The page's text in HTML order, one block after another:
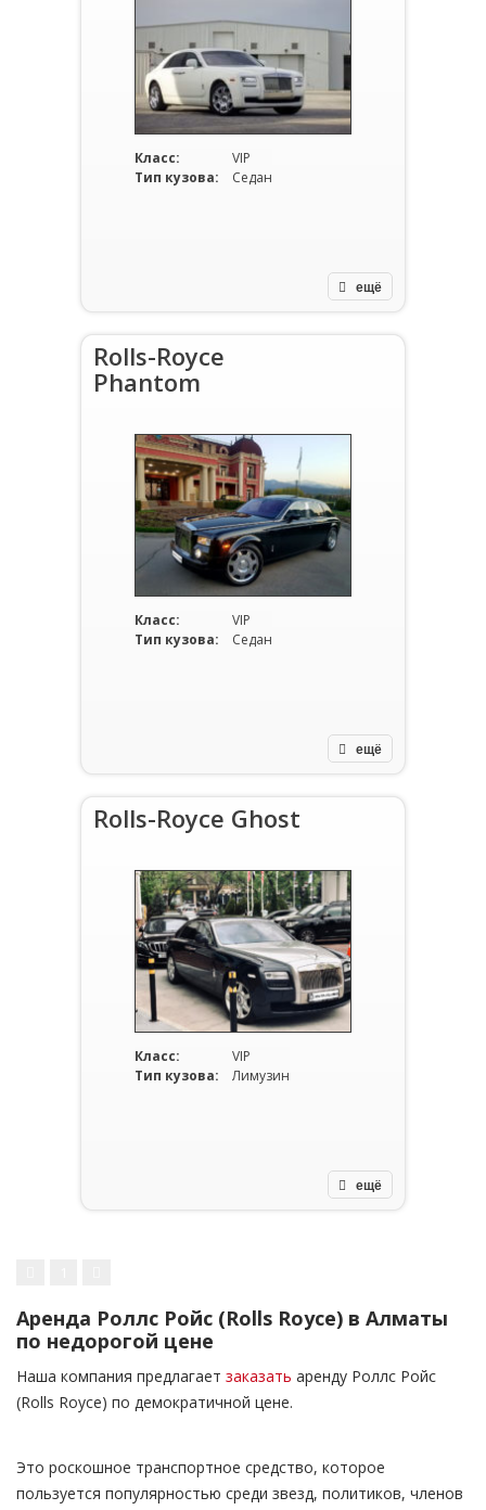
Класс:
VIP
Тип кузова:
Седан
ещё
Rolls-Royce
Phantom
Класс:
VIP
Тип кузова:
Седан
ещё
Rolls-Royce Ghost
Класс:
VIP
Тип кузова:
Лимузин
ещё
Аренда Роллс Ройс (Rolls Royce) в Алматы
по недорогой цене
Наша компания предлагает заказать аренду Роллс Ройс
(Rolls Royce) по демократичной цене.
Это роскошное транспортное средство, которое
пользуется популярностью среди звезд, политиков, членов